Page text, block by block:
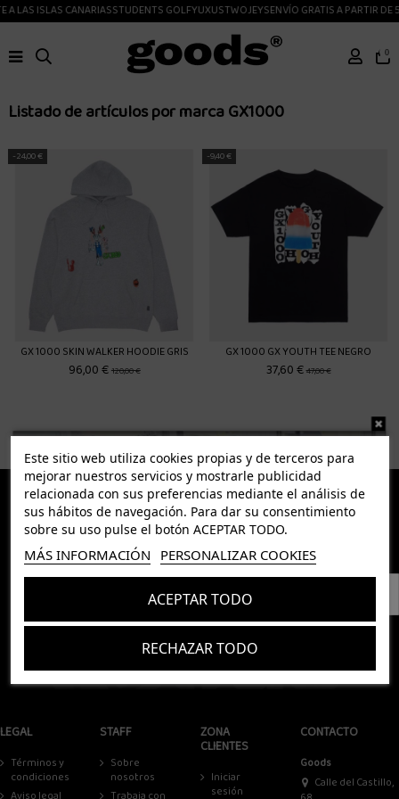
A LAS ISLAS CANARIASSTUDENTS GOLFYUXUSTWOJEYSENVÍO GRATIS A PARTIR DE
0
Listado de artículos por marca GX1000
-24,00 €
GX 1000 SKIN WALKER HOODIE GRIS
96,00 €120,00 €
-9,40 €
GX 1000 GX YOUTH TEE NEGRO
37,60 €47,00 €
Suscríbete a nuestra newsletter
Puedes darte de baja en cualquier momento. Para ello, consulte nuestra información de contacto
términos y condicionesy la política de privacidad
LEGAL
Términos y
condiciones
STAFF
Sobre
nosotros
ZONA
CLIENTES
Iniciar
sesión
CONTACTO
Goods
Calle del Castillo,
Este sitio web utiliza cookies propias y de terceros para
mejorar nuestros servicios y mostrarle publicidad
relacionada con sus preferencias mediante el análisis de
sus hábitos de navegación. Para dar su consentimiento
sobre su uso pulse el botón ACEPTAR TODO.
MÁS INFORMACIÓN PERSONALIZAR COOKIES
RECHAZAR TODO
ACEPTAR TODO
Suscríbete
Acepto lostérminos y condicionesy lapolítica de privacidad